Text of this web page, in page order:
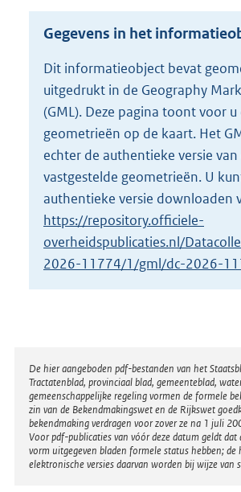
s
r
o
t
t
e
4
K
b
Gegevens in het
Dit informatieobject bevat
uitgedrukt in de Geography
(GML). Deze pagina toont voor u
geometrieën op de kaart. Het
echter de authentieke versie van
vastgestelde geometrieën. U
authentieke versie downloaden
https://repository.officiele-
overheidspublicaties.nl/
2026-11774/1/gml/dc-2026-
Disclaimer
De hier aangeboden pdf-bestanden van het
Tractatenblad, provinciaal blad, gemeenteblad,
gemeenschappelijke regeling vormen de formele
zin van de Bekendmakingswet en de Rijkswet
bekendmaking verdragen voor zover ze na 1 juli
Voor pdf-publicaties van vóór deze datum geldt dat
vorm uitgegeven bladen formele status hebben; de
elektronische versies daarvan worden bij wijze van